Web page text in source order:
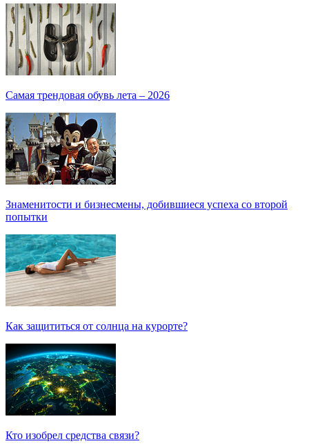
Самая трендовая обувь лета – 2026
Знаменитости и бизнесмены, добившиеся успеха со второй
попытки
Как защититься от солнца на курорте?
Кто изобрел средства связи?